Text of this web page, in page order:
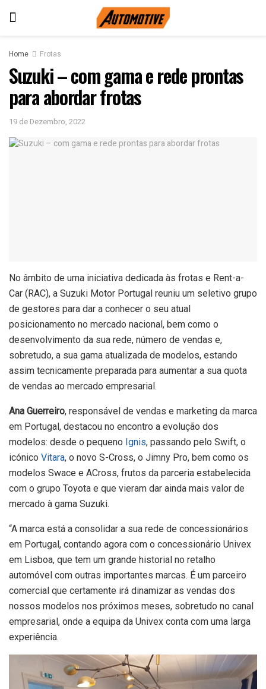
Home Frotas
Suzuki – com gama e rede prontas
para abordar frotas
19 de Dezembro, 2022
No âmbito de uma iniciativa dedicada às frotas e Rent-a-
Car (RAC), a Suzuki Motor Portugal reuniu um seletivo grupo
de gestores para dar a conhecer o seu atual
posicionamento no mercado nacional, bem como o
desenvolvimento da sua rede, número de vendas e,
sobretudo, a sua gama atualizada de modelos, estando
assim tecnicamente preparada para aumentar a sua quota
de vendas ao mercado empresarial.
Ana Guerreiro, responsável de vendas e marketing da marca
em Portugal, destacou no encontro a evolução dos
modelos: desde o pequeno Ignis, passando pelo Swift, o
icónico Vitara, o novo S-Cross, o Jimny Pro, bem como os
modelos Swace e ACross, frutos da parceria estabelecida
com o grupo Toyota e que vieram dar ainda mais valor de
mercado à gama Suzuki.
“A marca está a consolidar a sua rede de concessionários
em Portugal, contando agora com o concessionário Univex
em Lisboa, que tem um grande historial no retalho
automóvel com outras importantes marcas. É um parceiro
comercial que certamente irá dinamizar as vendas dos
nossos modelos nos próximos meses, sobretudo no canal
empresarial, onde a equipa da Univex conta com uma larga
experiência.